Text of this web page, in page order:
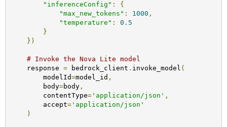
"inferenceConfig" :
{
"max_new_tokens" : 1000 ,
"temperature" :
0.5
}
})
# Invoke the Nova Lite model
    response
= bedrock_client . invoke_model (
        modelId
=model_id ,
        body
=body,
        contentType
='application/json' ,
        accept
='application/json'
)